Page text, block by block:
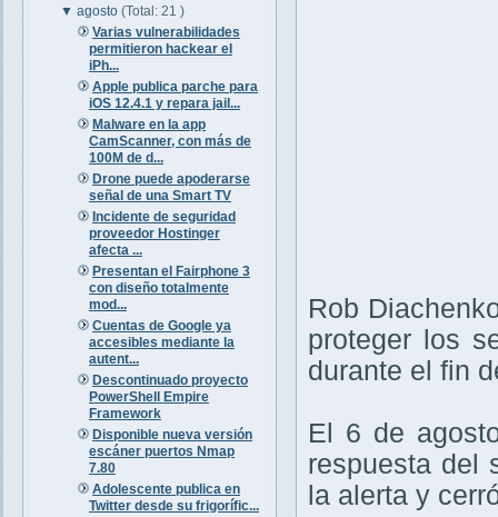
▼agosto(Total: 21 )
Varias vulnerabilidades
permitieron hackear el
iPh...
Apple publica parche para
iOS 12.4.1 y repara jail...
Malware en la app
CamScanner, con más de
100M de d...
Drone puede apoderarse
señal de una Smart TV
Incidente de seguridad
proveedor Hostinger
afecta ...
Presentan el Fairphone 3
con diseño totalmente
mod...
Cuentas de Google ya
accesibles mediante la
autent...
Descontinuado proyecto
PowerShell Empire
Framework
Disponible nueva versión
escáner puertos Nmap
7.80
Adolescente publica en
Twitter desde su frigorífic...
Rob
proteger los
durante el fin
El 6 de
respuesta del
la alerta y